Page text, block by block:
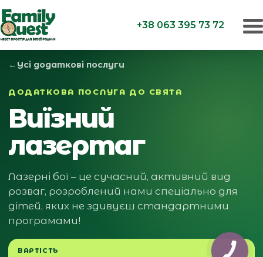
+38 063 395 73 72
← Усі додаткові послуги
ДОДАТКОВА ПОСЛУГА ДО СВЯТА
Виїзний
лазертаг
Лазерні бої – це сучасний, активний вид
розваг, розроблений нами спеціально для
дітей, яких не здивуєш стандартними
програмами!
ВАРТІСТЬ